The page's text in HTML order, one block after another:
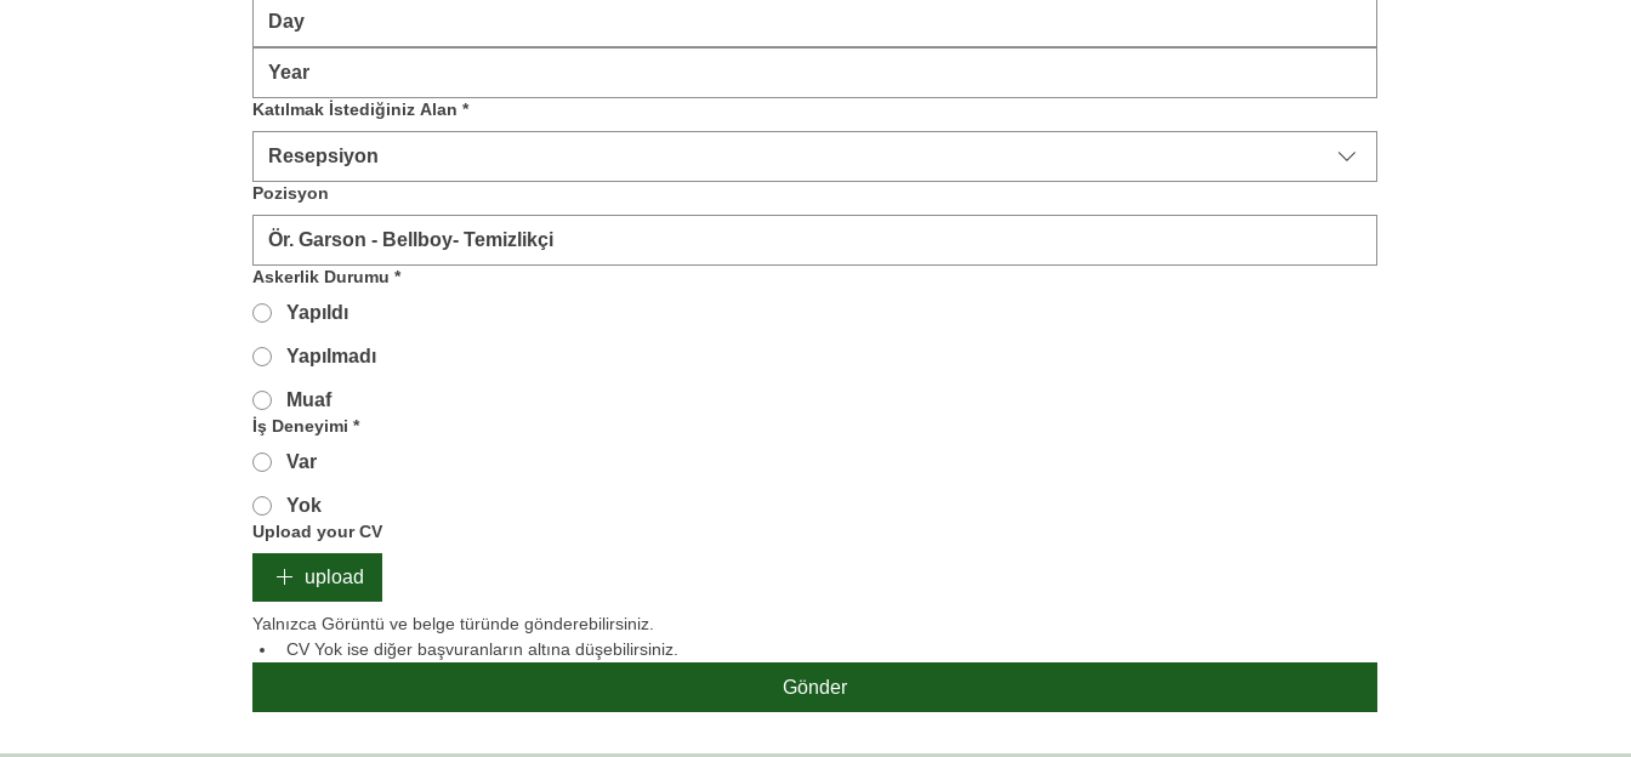
Katılmak İstediğiniz Alan *
Resepsiyon
Pozisyon
Askerlik Durumu *
Yapıldı
Yapılmadı
Muaf
İş Deneyimi *
Var
Yok
Upload your CV
upload
Yalnızca Görüntü ve belge türünde gönderebilirsiniz.
CV Yok ise diğer başvuranların altına düşebilirsiniz.
Gönder